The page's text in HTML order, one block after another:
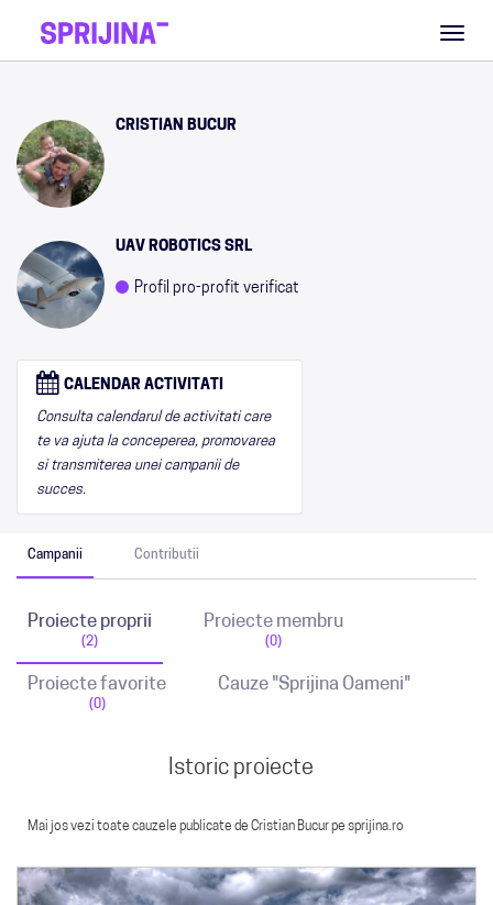
CRISTIAN BUCUR
UAV ROBOTICS SRL
Profil pro-profit verificat
CALENDAR ACTIVITATI
Consulta calendarul de activitati care
te va ajuta la conceperea, promovarea
si transmiterea unei campanii de
succes.
Campanii Contributii
Proiecte proprii
(2)
Proiecte membru
(0)
Proiecte favorite
(0)
Cauze "Sprijina Oameni"
Istoric proiecte
Mai jos vezi toate cauzele publicate de Cristian Bucur pe sprijina.ro